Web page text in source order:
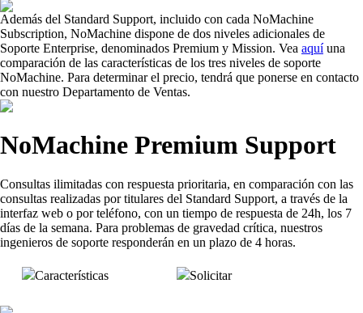
Además del Standard Support, incluido con cada NoMachine
Subscription, NoMachine dispone de dos niveles adicionales de
Soporte Enterprise, denominados Premium y Mission. Vea aquíuna
comparación de las características de los tres niveles de soporte
NoMachine. Para determinar el precio, tendrá que ponerse en contacto
con nuestro Departamento de Ventas.
NoMachine Premium Support
Consultas ilimitadas con respuesta prioritaria, en comparación con las
consultas realizadas por titulares del Standard Support, a través de la
interfaz web o por teléfono, con un tiempo de respuesta de 24h, los 7
días de la semana. Para problemas de gravedad crítica, nuestros
ingenieros de soporte responderán en un plazo de 4 horas.
Características Solicitar